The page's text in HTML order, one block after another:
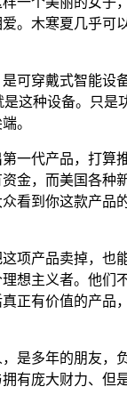
。木寒夏几乎可
可穿戴式智能设
是这种设备。只是
。
一代产品，打算
金，而美国各种
看到你这款产品
项产品卖掉，也
想主义者。他们
正有价值的产品
是多年的朋友，
有庞大财力、但